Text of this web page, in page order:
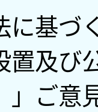
に基
置及び
」ご意